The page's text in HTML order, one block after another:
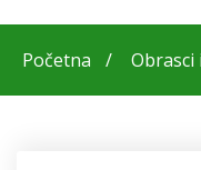
Početna Obrasci